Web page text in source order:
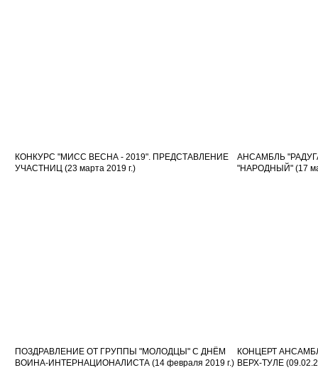
КОНКУРС "МИСС ВЕСНА - 2019". ПРЕДСТАВЛЕНИЕ
УЧАСТНИЦ (23 марта 2019 г.)
АНСАМБЛЬ
"НАРОДНЫЙ" (17
ПОЗДРАВЛЕНИЕ ОТ ГРУППЫ "МОЛОДЦЫ" С ДНЁМ
ВОИНА-ИНТЕРНАЦИОНАЛИСТА (14 февраля 2019 г.)
КОНЦЕРТ
ВЕРХ-ТУЛЕ